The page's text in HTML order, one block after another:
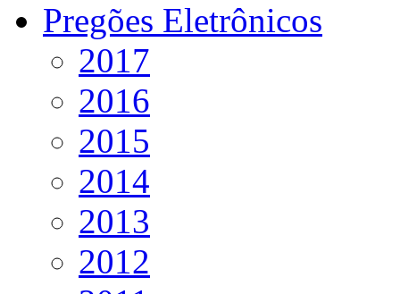
Pregões Eletrônicos
2017
2016
2015
2014
2013
2012